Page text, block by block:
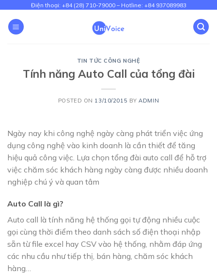
content
Điện thoại: +84 (28) 710-79000 – Hotline: +84 937089983
TIN TỨC CÔNG NGHỆ
Tính năng Auto Call của tổng đài
POSTED ON 13/10/2015 BYADMIN
Ngày nay khi công nghệ ngày càng phát triển việc ứng
dụng công nghệ vào kinh doanh là cần thiết để tăng
hiệu quả công việc. Lựa chọn tổng đài auto call để hỗ trợ
việc chăm sóc khách hàng ngày càng được nhiều doanh
nghiệp chú ý và quan tâm
Auto Call là gì?
Auto call là tính năng hệ thống gọi tự động nhiều cuộc
gọi cùng thời điểm theo danh sách số điện thoại nhập
sẵn từ file excel hay CSV vào hệ thống, nhằm đáp ứng
các nhu cầu như tiếp thị, bán hàng, chăm sóc khách
hàng…